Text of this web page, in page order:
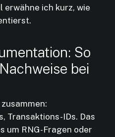
erwähne ich kurz, wie
So
bei
Transaktions-IDs. Das
um RNG-Fragen oder